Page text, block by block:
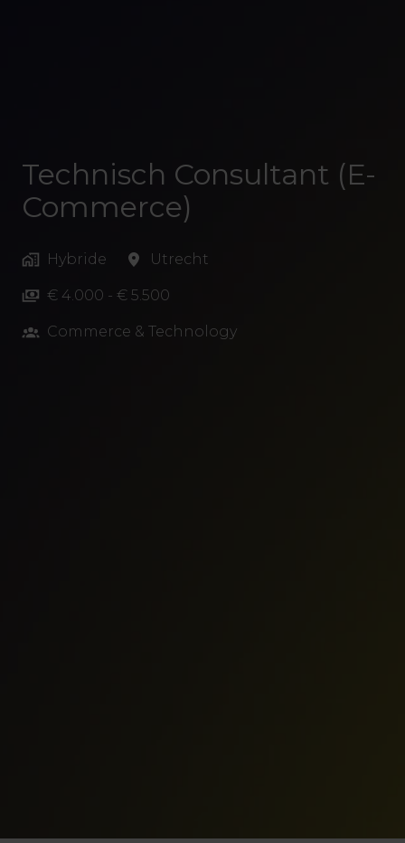
Technisch Consultant (E-
Commerce)
Hybride Utrecht
€ 4.000 - € 5.500
Commerce & Technology